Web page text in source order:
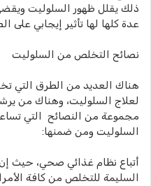
ذلك يقلل ظهور السلوليت
عدة كلها لها تأثير إيجابي على
نصائح التخلص من السلوليت
هناك العديد من الطرق التي
لعلاج السلوليت، وهناك من
مجموعة من النصائح التي
السلوليت ومن ضمنها:
أتباع نظام غذائي صحي، حيث إن
السليمة للتخلص من كافة